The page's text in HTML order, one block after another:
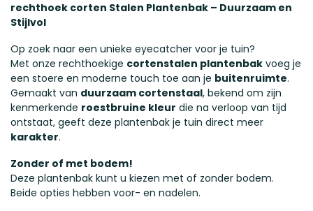
rechthoek corten Stalen Plantenbak – Duurzaam en
Stijlvol
Op zoek naar een unieke eyecatcher voor je tuin?
Met onze rechthoekige cortenstalen plantenbak voeg je
een stoere en moderne touch toe aan je buitenruimte.
Gemaakt van duurzaam cortenstaal, bekend om zijn
kenmerkende roestbruine kleur die na verloop van tijd
ontstaat, geeft deze plantenbak je tuin direct meer
karakter.
Zonder of met bodem!
Deze plantenbak kunt u kiezen met of zonder bodem.
Beide opties hebben voor- en nadelen.